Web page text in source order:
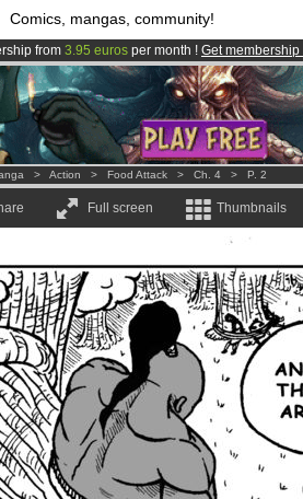
Comics, mangas, community!
from 3.95 euros per month ! Get membership
is now LIVE!.
membersand 1000 comics & mangas!.
> Action > Food Attack > Ch. 4 > P. 2
Full screen Thumbnails